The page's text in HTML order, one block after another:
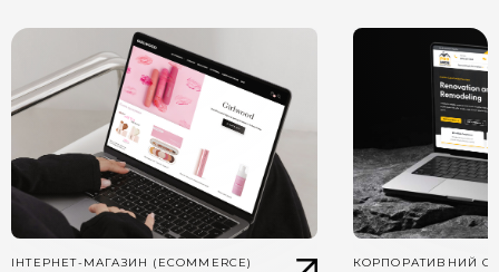
ІНТЕРНЕТ-МАГАЗИН (ECOMMERCE) КОРПОРАТИВНИЙ